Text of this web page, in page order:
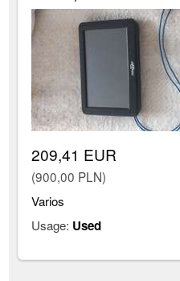
209,41 EUR
(900,00 PLN)
Varios
Usage: Used